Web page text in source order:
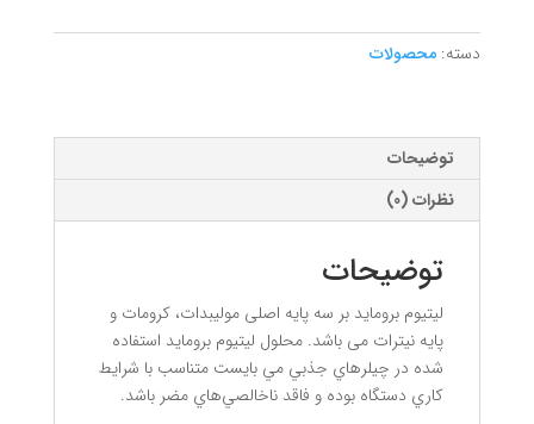
دسته: محصولات
توضیحات
نظرات (0)
توضیحات
لیتیوم بروماید بر سه پایه اصلی موليبدات، كرومات و
پایه نیترات می باشد. محلول ليتيوم برومايد استفاده
شده در چيلرهاي جذبي مي بايست متناسب با شرايط
كاري دستگاه بوده و فاقد ناخالصي‌هاي مضر باشد.